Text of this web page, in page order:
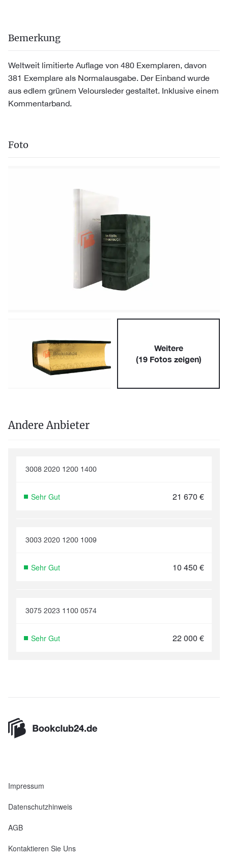
Bemerkung
Weltweit limitierte Auflage von 480 Exemplaren, davon
381 Exemplare als Normalausgabe. Der Einband wurde
aus edlem grünem Veloursleder gestaltet. Inklusive einem
Kommentarband.
Foto
Weitere
(19Fotos zeigen)
Andere Anbieter
3008 2020 1200 1400
Sehr Gut 21 670 €
3003 2020 1200 1009
Sehr Gut 10 450 €
3075 2023 1100 0574
Sehr Gut 22 000 €
Impressum
Datenschutzhinweis
AGB
Kontaktieren Sie Uns